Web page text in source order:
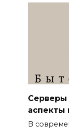
аспекты
В